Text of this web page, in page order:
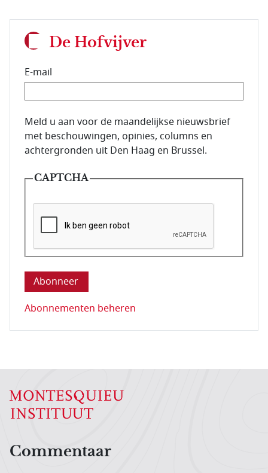
De Hofvijver
E-mail
E-mailadres van de abonnee.
Meld u aan voor de maandelijkse nieuwsbrief
met beschouwingen, opinies, columns en
achtergronden uit Den Haag en Brussel.
CAPTCHA
Deze vraag is om te controleren dat u een mens
Abonnementen beheren
Hoofdnavigatiemenu
Commentaar